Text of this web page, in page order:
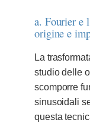
a. Fourier e
origine e
La
studio delle
scomporre
sinusoidali
questa